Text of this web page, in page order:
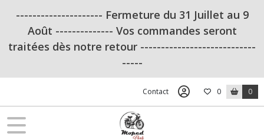
--------------------- Fermeture du 31 Juillet au 9
Août -------------- Vos commandes seront
traitées dès notre retour ----------------------------
-----
Contact 0 0